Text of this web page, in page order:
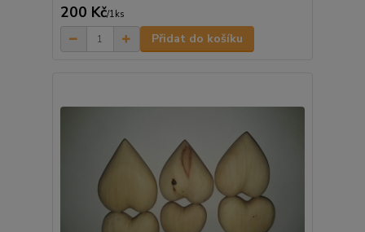
200 Kč/1ks
Přidat do košíku